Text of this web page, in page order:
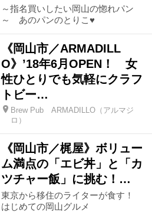
～指名買いしたい岡山の惚れパン
～ あのパンのとりこ♥
《岡山市／ARMADILL
O》’18年6月OPEN！ 女
性ひとりでも気軽にクラフ
トビー…
Brew Pub ARMADILLO（アルマジ
ロ）
《岡山市／梶屋》ボリュー
ム満点の「エビ丼」と「カ
ツチャー飯」に挑む！…
東京から移住のライターが食す！
はじめての岡山グルメ